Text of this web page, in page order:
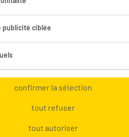
publicité ciblée
confirmer la sélection
tout refuser
tout autoriser